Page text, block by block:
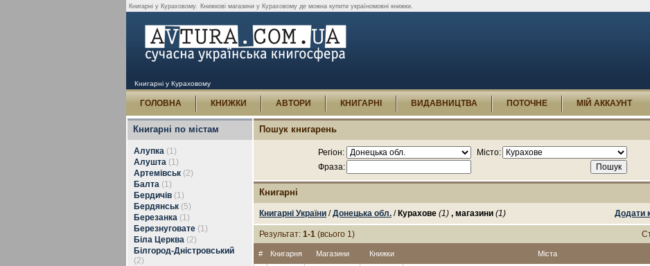
Книгарні у Кураховому. Книжкові магазини у Кураховому де можна купити україномовні книжки.
Книгарні у Кураховому
ГОЛОВНА КНИЖКИ АВТОРИ КНИГАРНІ ВИДАВНИЦТВА ПОТОЧНЕ МІЙ АККАУНТ
Книгарні по містам
Алупка (1)
Алушта (1)
Артемівськ (2)
Балта (1)
Бердичів (1)
Бердянськ (5)
Березанка (1)
Березнуговате (1)
Біла Церква (2)
Білгород-Дністровський
(2)
Пошук книгарень
Регіон:
Місто:
Фраза:
Книгарні
Книгарні України /Донецька обл. / Курахове (1) , магазини (1) Додати
Результат: 1-1 (всього 1)
# Книгарня Магазини Книжки Міста